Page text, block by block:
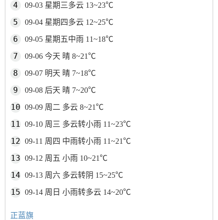
09-03 星期三多云 13~23℃
09-04 星期四多云 12~25℃
09-05 星期五中雨 11~18℃
09-06 今天 晴 8~21℃
09-07 明天 晴 7~18℃
09-08 后天 晴 7~20℃
09-09 周二 多云 8~21℃
09-10 周三 多云转小雨 11~23℃
09-11 周四 中雨转小雨 11~21℃
09-12 周五 小雨 10~21℃
09-13 周六 多云转阴 15~25℃
09-14 周日 小雨转多云 14~20℃
正蓝旗